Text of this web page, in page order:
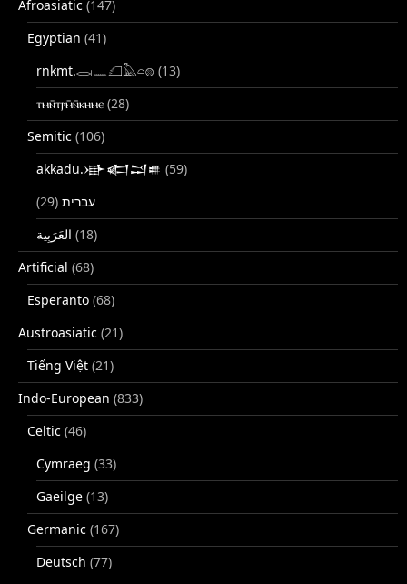
Afroasiatic (147)
Egyptian (41)
rnkmt.𓂋𓏺𓈖𓆎𓅓𓏏𓊖 (13)
ⲧⲙⲛ̄ⲧⲣⲙ̄ⲛ̄ⲕⲏⲙⲉ (28)
Semitic (106)
akkadu.𒀝𒅗𒁺𒌑 (59)
עברית (29)
(18)
Artificial (68)
Esperanto (68)
Austroasiatic (21)
Tiếng Việt (21)
Indo-European (833)
Celtic (46)
Cymraeg (33)
Gaeilge (13)
Germanic (167)
Deutsch (77)